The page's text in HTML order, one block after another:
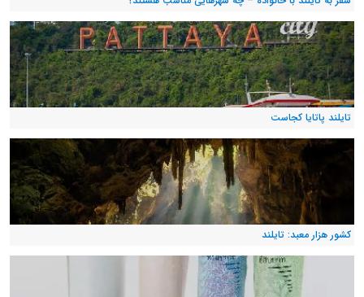
تایلند پاتایا کجاست
کشور هزار معبد: تایلند